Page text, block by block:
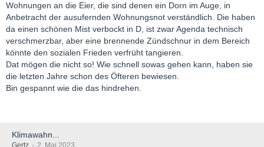
Wohnungen an die Eier, die sind denen ein Dorn im Auge, in
Anbetracht der ausufernden Wohnungsnot verständlich. Die haben
da einen schönen Mist verbockt in D, ist zwar Agenda technisch
verschmerzbar, aber eine brennende Zündschnur in dem Bereich
könnte den sozialen Frieden verfrüht tangieren.
Dat mögen die nicht so! Wie schnell sowas gehen kann, haben sie
die letzten Jahre schon des Öfteren bewiesen.
Bin gespannt wie die das hindrehen.
Klimawahn...